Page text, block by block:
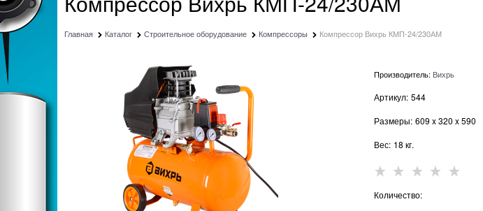
Главная Каталог Строительное оборудование Компрессоры Компрессор Вихрь КМП-24/230АМ
Производитель: Вихрь
Артикул: 544
Размеры: 609 x320 x590
Вес: 18 кг.
Количество: